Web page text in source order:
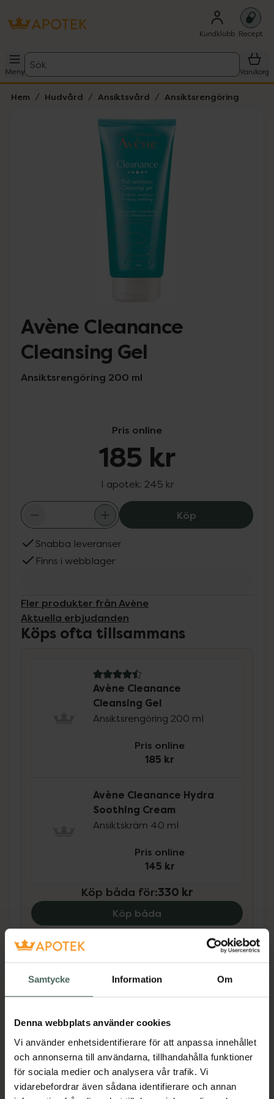
Samtycke Information Om
Denna webbplats använder cookies
Vi använder enhetsidentifierare för att anpassa innehållet
och annonserna till användarna, tillhandahålla funktioner
för sociala medier och analysera vår trafik. Vi
vidarebefordrar även sådana identifierare och annan
Kundklubb Recept
Meny
Sök
Varukorg
Hem Hudvård Ansiktsvård Ansiktsrengöring
Lista: . Innehåller 1 objekt.
Avène Cleanance
Cleansing Gel
Ansiktsrengöring 200 ml
Pris online
185 kr
I apotek: 245 kr
KöpAvène
Snabba leveranser
Finns i webblager
Fler produkter från Avène
Aktuella erbjudanden
Köps ofta tillsammans
4.5 av 5 i omdöme
Avène Cleanance
Cleansing Gel
Ansiktsrengöring 200 ml
Pris online
185 kr
Avène Cleanance Hydra
Soothing Cream
Ansiktskräm 40 ml
Pris online
145 kr
Köp båda för:330 kr
Köp båda
Beskrivning Dölj
Daglig rengöring för känslig, kombinerad till
rengöringsgel som reglerartalgproduktionen,
mattar ned den blanka huden och avlägsnar
orenheter.
En formula som är skonsam för den känsliga